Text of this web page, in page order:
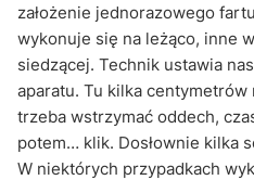
założenie jednorazowego
wykonuje się na leżąco, inne
siedzącej. Technik ustawia
aparatu. Tu kilka centymetrów
trzeba wstrzymać oddech,
potem… klik. Dosłownie kilka
W niektórych przypadkach